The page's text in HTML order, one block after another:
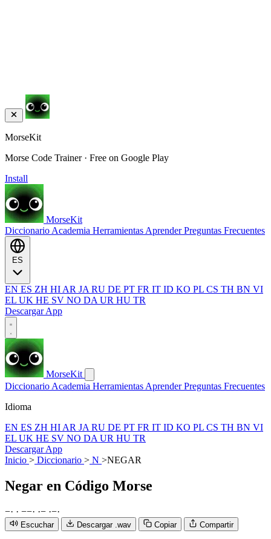
MorseKit
Morse Code Trainer · Free on Google Play
Install
MorseKit
Diccionario Academia Herramientas AprenderPreguntas Frecuentes
EN ES ZH HI AR JA RU DE PT FR IT ID KO PL CS TH BN VI
EL UK HE SV NO DA UR HU TR
Descargar App
MorseKit
Diccionario Academia Herramientas AprenderPreguntas Frecuentes
Idioma
EN ES ZH HI AR JA RU DE PT FR IT ID KO PL CS TH BN VI
EL UK HE SV NO DA UR HU TR
Descargar App
Inicio > Diccionario > N >NEGAR
Negar en Código Morse
−· · −−· ·− ·−·
Escuchar Descargar .wav Copiar Compartir